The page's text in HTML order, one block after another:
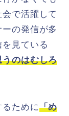
で活躍して
の発信が多
見ている
のはむしろ
ために「め